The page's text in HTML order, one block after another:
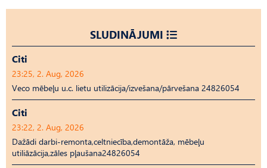
SLUDINĀJUMI
Citi
23:25, 2. Aug, 2026
Veco mēbeļu u.c. lietu utilizācija/izvešana/pārvešana 24826054
Citi
23:22, 2. Aug, 2026
Dažādi darbi-remonta,celtniecība,demontāža, mēbeļu
utiliāzācija,zāles pļaušana24826054